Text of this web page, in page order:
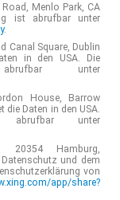
Menlo Park, CA
ist abrufbar unter
.
Canal Square, Dublin
in den USA. Die
unter
House, Barrow
die Daten in den USA.
abrufbar unter
20354 Hamburg,
und dem
von
app/share?